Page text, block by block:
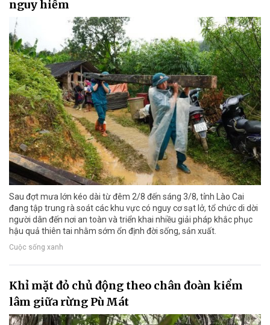
nguy hiểm
Sau đợt mưa lớn kéo dài từ đêm 2/8 đến sáng 3/8, tỉnh Lào Cai
đang tập trung rà soát các khu vực có nguy cơ sạt lở, tổ chức di dời
người dân đến nơi an toàn và triển khai nhiều giải pháp khắc phục
hậu quả thiên tai nhằm sớm ổn định đời sống, sản xuất.
Cuộc sống xanh
Khỉ mặt đỏ chủ động theo chân đoàn kiểm
lâm giữa rừng Pù Mát